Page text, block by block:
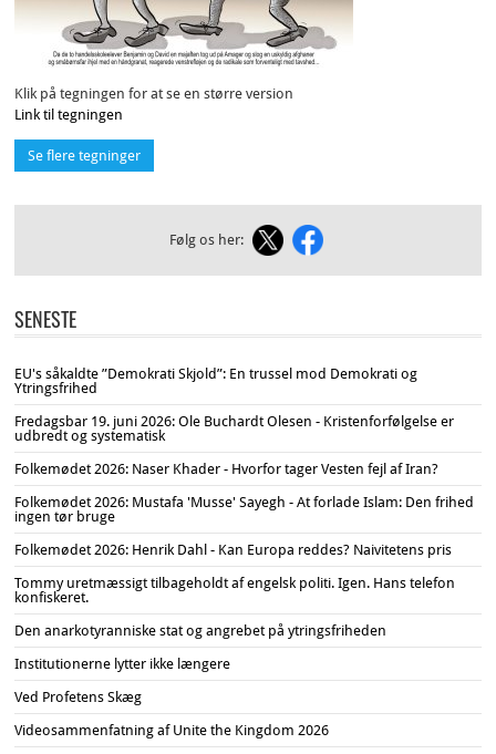
Klik på tegningen for at se en større version
Link til tegningen
Se flere tegninger
Følg os her:
SENESTE
EU's såkaldte ”Demokrati Skjold”: En trussel mod Demokrati og
Ytringsfrihed
Fredagsbar 19. juni 2026: Ole Buchardt Olesen - Kristenforfølgelse er
udbredt og systematisk
Folkemødet 2026: Naser Khader - Hvorfor tager Vesten fejl af Iran?
Folkemødet 2026: Mustafa 'Musse' Sayegh - At forlade Islam: Den frihed
ingen tør bruge
Folkemødet 2026: Henrik Dahl - Kan Europa reddes? Naivitetens pris
Tommy uretmæssigt tilbageholdt af engelsk politi. Igen. Hans telefon
konfiskeret.
Den anarkotyranniske stat og angrebet på ytringsfriheden
Institutionerne lytter ikke længere
Ved Profetens Skæg
Videosammenfatning af Unite the Kingdom 2026